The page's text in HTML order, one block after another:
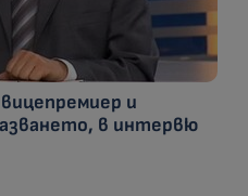
и
в интервю